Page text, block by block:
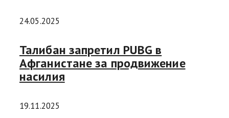
24.05.2025
Талибан запретил PUBG в
Афганистане за продвижение
насилия
19.11.2025